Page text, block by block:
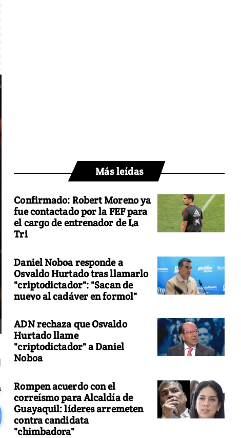
El teleférico de la Paz fue inaugurado en 2014 y desde él que se
FLICKR/Presidencia de Ecuador
Más leídas
Confirmado: Robert Moreno ya
fue contactado por la FEF para
el cargo de entrenador de La
Tri
Daniel Noboa responde a
Osvaldo Hurtado tras llamarlo
"criptodictador": "Sacan de
nuevo al cadáver en formol"
ADN rechaza que Osvaldo
Hurtado llame
"criptodictador" a Daniel
Noboa
Rompen acuerdo con el
correísmo para Alcaldía de
Guayaquil: líderes arremeten
contra candidata
"chimbadora"